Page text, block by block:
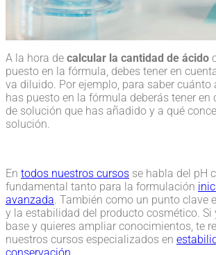
A la hora de calcular la cantidad de ácido
puesto en la fórmula, debes tener en
va diluido. Por ejemplo, para saber
has puesto en la fórmula deberás tener en
de solución que has añadido y a qué
solución.
En todos nuestros cursos se habla del pH
fundamental tanto para la formulación
avanzada. También como un punto clave
y la estabilidad del producto cosmético. Si
base y quieres ampliar conocimientos, te
nuestros cursos especializados en